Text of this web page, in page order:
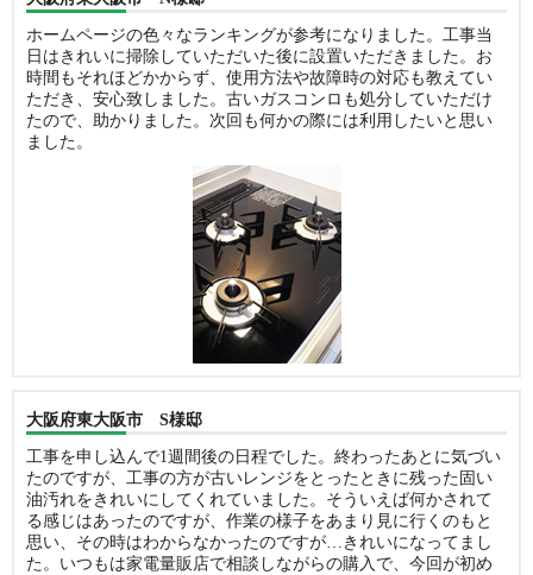
ホームページの色々なランキングが参考になりました。工事当
日はきれいに掃除していただいた後に設置いただきました。お
時間もそれほどかからず、使用方法や故障時の対応も教えてい
ただき、安心致しました。古いガスコンロも処分していただけ
たので、助かりました。次回も何かの際には利用したいと思い
ました。
大阪府東大阪市 S様邸
工事を申し込んで1週間後の日程でした。終わったあとに気づい
たのですが、工事の方が古いレンジをとったときに残った固い
油汚れをきれいにしてくれていました。そういえば何かされて
る感じはあったのですが、作業の様子をあまり見に行くのもと
思い、その時はわからなかったのですが…きれいになってまし
た。いつもは家電量販店で相談しながらの購入で、今回が初め